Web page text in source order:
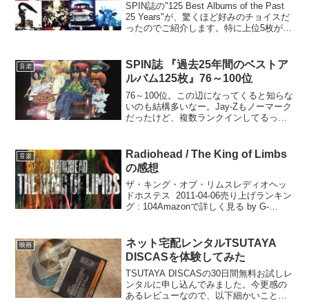
SPIN誌の"125 Best Albums of the Past
25 Years"が、驚くほど好みのチョイスだ
ったのでご紹介します。特に上位5枚が素
音楽
SPIN誌 『過去25年間のベストア
ルバム125枚』76～100位
76～100位。この辺になってくると知らな
いのも結構多いなー。Jay-Zもノーマーク
だったけど、複数ランクインしてるって
Down Pro...
音楽
Radiohead / The King of Limbs
の感想
ザ・キング・オブ・リムスレディオヘッ
ドホステス 2011-04-06売り上げランキン
グ : 104Amazonで詳しく見る by G-
行...
映画
ネット宅配レンタルTSUTAYA
DISCASを体験してみた
TSUTAYA DISCASの30日間無料お試しレ
ンタルに申し込んでみました。今更感の
あるレビューなので、以下細かいことは